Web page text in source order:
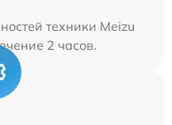
техники Meizu
2 часов.